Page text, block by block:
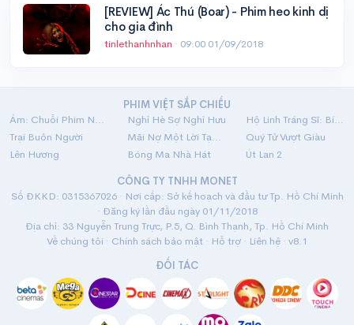
[REVIEW] Ác Thú (Boar) - Phim heo kinh dị
cho gia đình
tinlethanhnhan · 09:00 01/09/2018
PHIM VIỆT SẮP CHIẾU
Ám: Chuỗi Phim Ngắn Linh Dị
Nghỉ Hè Sợ Nghỉ Hưu
Hộ Linh Tráng Sĩ: Bí Ẩn Mộ Vua Đinh
Trại Buôn Người
Mãi Nợ Một Lời Tạm Biệt
Quý Tử Vượt Giàu
Lên Hương
Bóng Ma Nhà Hát
Út Lan 2
CÔNG TY TNHH MONET
Số ĐKKD: 0315367026 · Nơi cấp: Sở kế hoạch và đầu tư Tp. Hồ Chí Minh
· Đăng ký lần đầu ngày 01/11/2018
Địa chỉ: 33 Nguyễn Trung Trực, P.5, Q. Bình Thạnh, Tp. Hồ Chí Minh
Về chúng tôi · Chính sách bảo mật · Hỗ trợ · Liên hệ · v8.1
ĐỐI TÁC